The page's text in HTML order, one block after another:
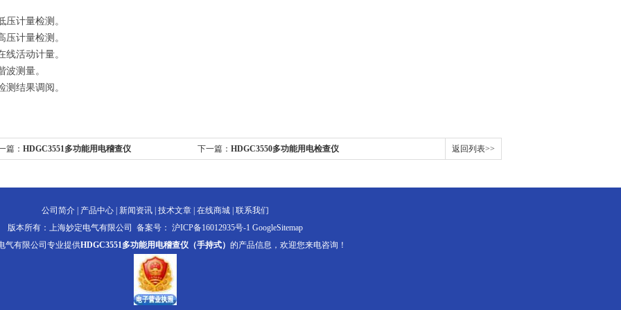
压计量检测。
压计量检测。
线活动计量。
波测量。
测结果调阅。
篇： HDGC3551多功能用电稽查仪 下一篇： HDGC3550多功能用电检查仪 返回列表>>
公司简介 产品中心 新闻资讯 技术文章 在线商城 联系我们
版本所有：上海妙定电气有限公司 备案号： 沪ICP备16012935号-1 GoogleSitemap
气有限公司专业提供HDGC3551多功能用电稽查仪（手持式） 的产品信息，欢迎您来电咨询！